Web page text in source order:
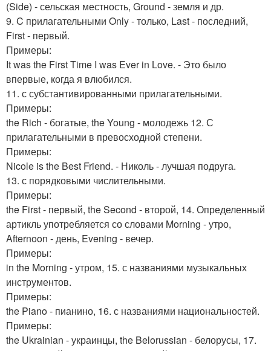
(Side) - сельская местность, Ground - земля и др.
9. C прилагательными Only - только, Last - последний,
First - первый.
Примеры:
It was the First Time I was Ever in Love. - Это было
впервые, когда я влюбился.
11. с субстантивированными прилагательными.
Примеры:
the Rich - богатые, the Young - молодежь 12. С
прилагательными в превосходной степени.
Примеры:
Nicole is the Best Friend. - Николь - лучшая подруга.
13. с порядковыми числительными.
Примеры:
the First - первый, the Second - второй, 14. Определенный
артикль употребляется со словами Morning - утро,
Afternoon - день, Evening - вечер.
Примеры:
in the Morning - утром, 15. с названиями музыкальных
инструментов.
Примеры:
the Piano - пианино, 16. с названиями национальностей.
Примеры:
the Ukrainian - украинцы, the Belorussian - белорусы, 17.